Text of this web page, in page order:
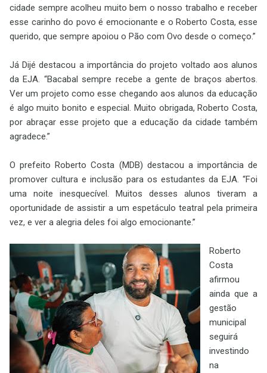
cidade sempre acolheu muito bem o nosso trabalho e receber
esse carinho do povo é emocionante e o Roberto Costa, esse
querido, que sempre apoiou o Pão com Ovo desde o começo.”
Já Dijé destacou a importância do projeto voltado aos alunos
da EJA. “Bacabal sempre recebe a gente de braços abertos.
Ver um projeto como esse chegando aos alunos da educação
é algo muito bonito e especial. Muito obrigada, Roberto Costa,
por abraçar esse projeto que a educação da cidade também
agradece.”
O prefeito Roberto Costa (MDB) destacou a importância de
promover cultura e inclusão para os estudantes da EJA. “Foi
uma noite inesquecível. Muitos desses alunos tiveram a
oportunidade de assistir a um espetáculo teatral pela primeira
vez, e ver a alegria deles foi algo emocionante.”
Roberto
Costa
afirmou
ainda que a
gestão
municipal
seguirá
investindo
na